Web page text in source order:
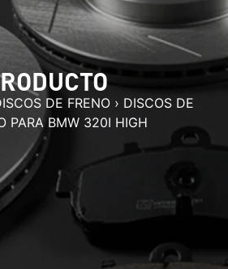
DE FRENO › DISCOS DE
PARA BMW 320I HIGH